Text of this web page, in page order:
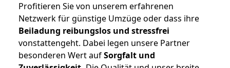
Profitieren Sie von unserem erfahrenen
Netzwerk für günstige Umzüge oder dass ihre
Beiladung reibungslos und stressfrei
vonstattengeht. Dabei legen unsere Partner
besonderen Wert aufSorgfalt und